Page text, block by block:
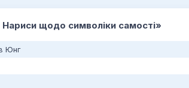
Нариси щодо символіки самості»
Юнг